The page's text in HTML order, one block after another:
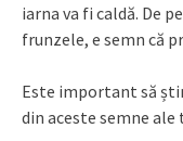
iarna va fi caldă. De
frunzele, e semn că
Este important să
din aceste semne